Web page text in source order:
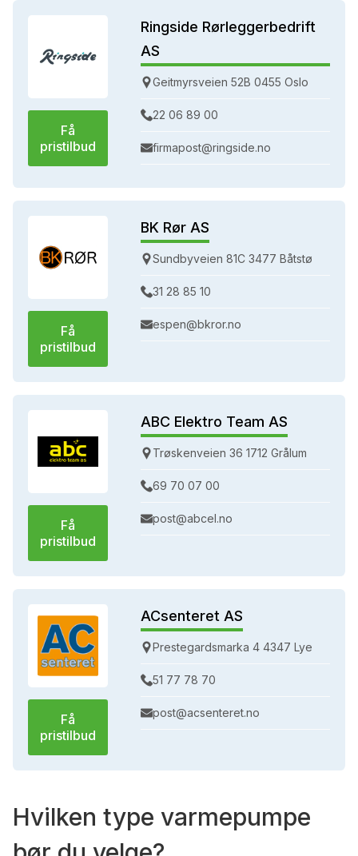
Få
pristilbud
Ringside Rørleggerbedrift
AS
Geitmyrsveien 52B 0455 Oslo
22 06 89 00
firmapost@ringside.no
Få
pristilbud
BK Rør AS
Sundbyveien 81C 3477 Båtstø
31 28 85 10
espen@bkror.no
Få
pristilbud
ABC Elektro Team AS
Trøskenveien 36 1712 Grålum
69 70 07 00
post@abcel.no
Få
pristilbud
ACsenteret AS
Prestegardsmarka 4 4347 Lye
51 77 78 70
post@acsenteret.no
Hvilken type varmepumpe